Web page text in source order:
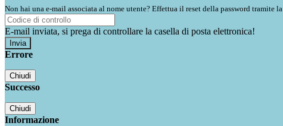
Non hai una e-mail associata al nome utente? Effettua il reset della password tramite la
E-mail inviata, si prega di controllare la casella di posta elettronica!
Errore
Chiudi
Successo
Chiudi
Informazione